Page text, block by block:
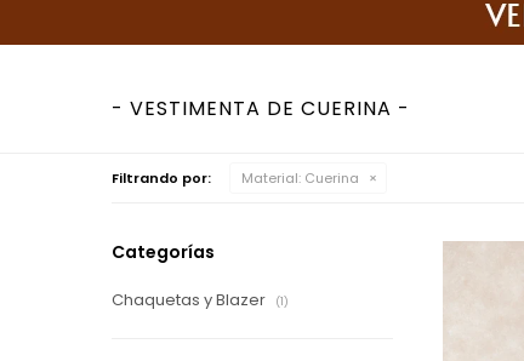
VESTIMENTA DE CUERINA
Filtrando por: Material: Cuerina
Categorías
Chaquetas y Blazer (1)